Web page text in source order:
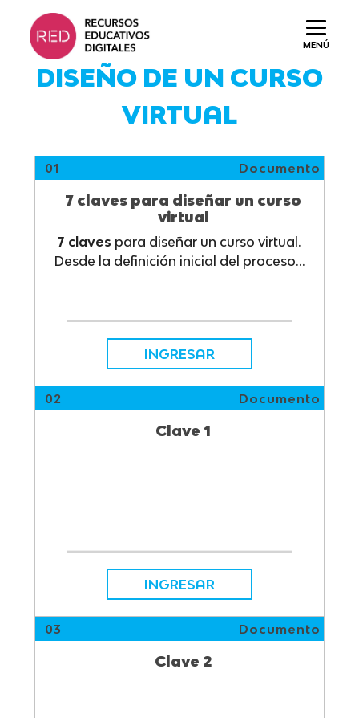
MENÚ
Saltar
contenido.
DISEÑO DE UN CURSO
VIRTUAL
01 Documento
7 claves para diseñar un curso
virtual
7 claves para diseñar un curso virtual.
Desde la definición inicial del proceso...
INGRESAR
02 Documento
Clave 1
INGRESAR
03 Documento
Clave 2